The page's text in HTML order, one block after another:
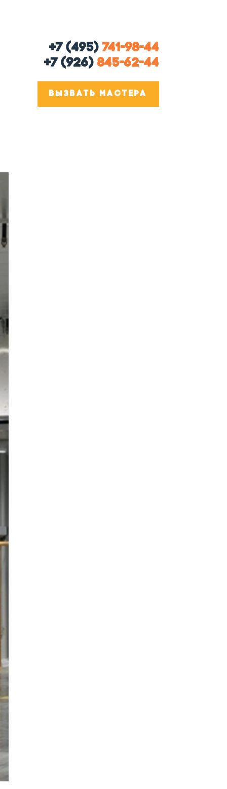
+7 (495)741-98-44
+7 (926)845-62-44
ВЫЗВАТЬ МАСТЕРА